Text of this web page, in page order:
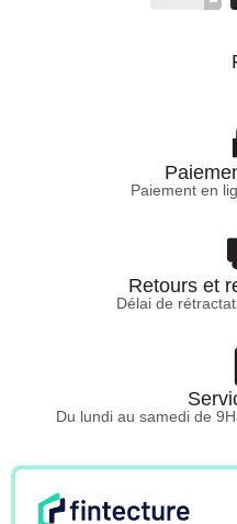
Paiement en
Retours et
Délai de
Du lundi au samedi de